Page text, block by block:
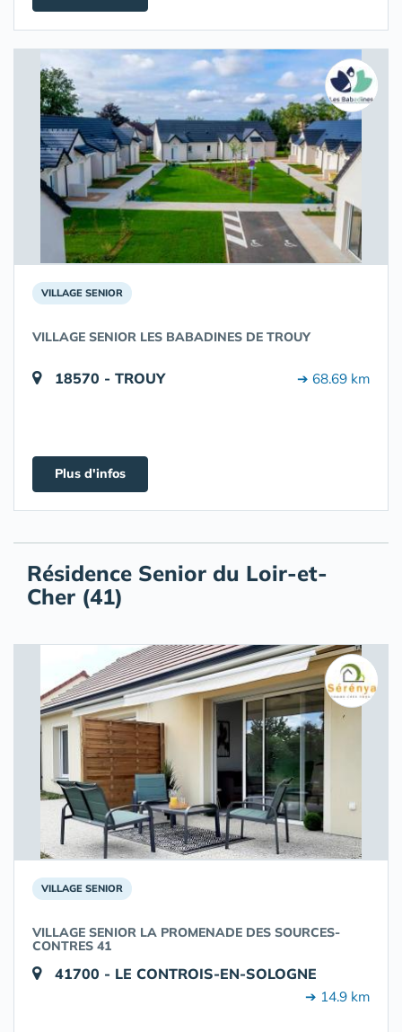
VILLAGE SENIOR
VILLAGE SENIOR LES BABADINES DE TROUY
18570 - TROUY ➔ 68.69 km
Plus d'infos
Résidence Senior du Loir-et-
Cher (41)
VILLAGE SENIOR
VILLAGE SENIOR LA PROMENADE DES SOURCES-
CONTRES 41
41700 - LE CONTROIS-EN-SOLOGNE
➔ 14.9 km